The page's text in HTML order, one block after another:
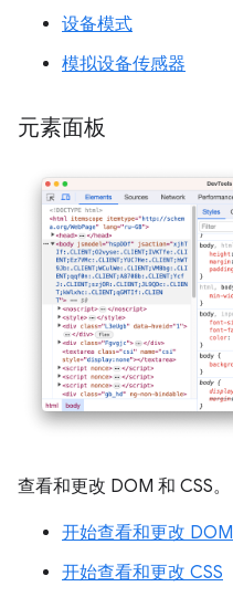
设备模式
模拟设备传感器
元素面板
查看和更改 DOM 和 CSS。
开始查看和更改 DOM
开始查看和更改 CSS